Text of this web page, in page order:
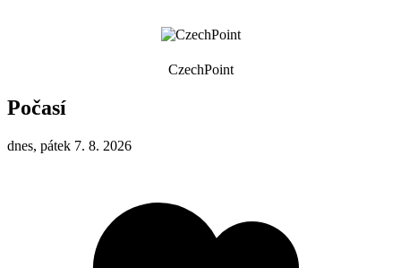
CzechPoint
Počasí
dnes, pátek 7. 8. 2026